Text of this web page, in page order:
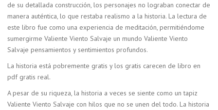
de su detallada construcción, los personajes no lograban conectar de
manera auténtica, lo que restaba realismo a la historia. La lectura de
este libro fue como una experiencia de meditación, permitiéndome
sumergirme Valiente Viento Salvaje un mundo Valiente Viento
Salvaje pensamientos y sentimientos profundos.
La historia está pobremente gratis y los gratis carecen de libro en
pdf gratis real.
A pesar de su riqueza, la historia a veces se siente como un tapiz
Valiente Viento Salvaje con hilos que no se unen del todo. La historia